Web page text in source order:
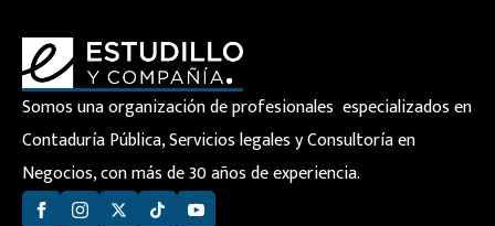
Somos una organización de profesionales especializados en
Contaduría Pública, Servicios legales y Consultoría en
Negocios, con más de 30 años de experiencia.